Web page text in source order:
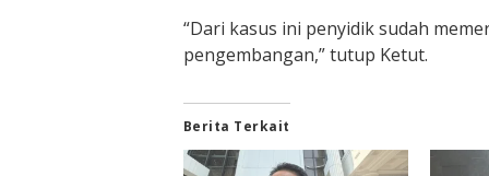
“Dari kasus ini penyidik sudah
pengembangan,” tutup Ketut.
Berita Terkait